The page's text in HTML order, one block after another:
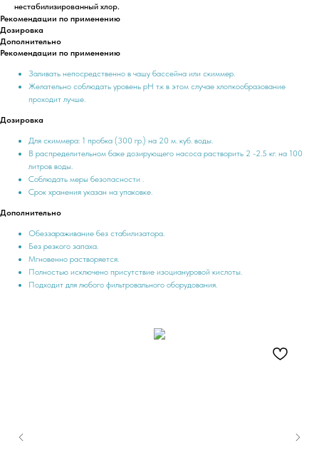
нестабилизированный хлор.
Рекомендации по применению
Дозировка
Дополнительно
Рекомендации по применению
Заливать непосредственно в чашу бассейна или скиммер.
Желательно соблюдать уровень pH т.к в этом случае хлопкообразование
проходит лучше.
Дозировка
Для скиммера: 1 пробка (300 гр.) на 20 м. куб. воды.
В распределительном баке дозирующего насоса растворить 2 -2.5 кг. на 100
литров воды.
Соблюдать меры безопасности .
Срок хранения указан на упаковке.
Дополнительно
Обеззараживание без стабилизатора.
Без резкого запаха.
Мгновенно растворяется.
Полностью исключено присутствие изоциануровой кислоты.
Подходит для любого фильтровального оборудования.